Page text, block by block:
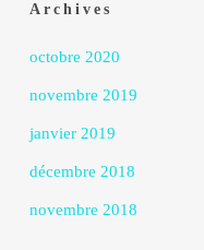
Archives
octobre 2020
novembre 2019
janvier 2019
décembre 2018
novembre 2018